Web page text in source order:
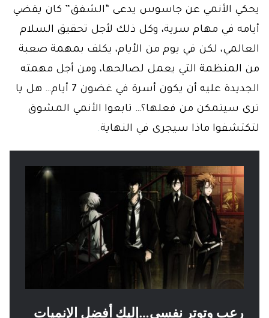
يحكي الأنمي عن جاسوس يدعى “الشفق” كان يقضي
أيامه في مهام سرية، وكل ذلك لأجل تحقيق السلام
العالمي، لكن في يوم من الأيام، يكلف بمهمة صعبة
من المنظمة التي يعمل لصالحها، ومن أجل مهمته
الجديدة عليه أن يكون أسرة في غضون 7 أيام… هل يا
ترى سيتمكن من فعلها؟… تابعوا الأنمي المشوق
لتكتشفوا ماذا سيجرى في النهاية.